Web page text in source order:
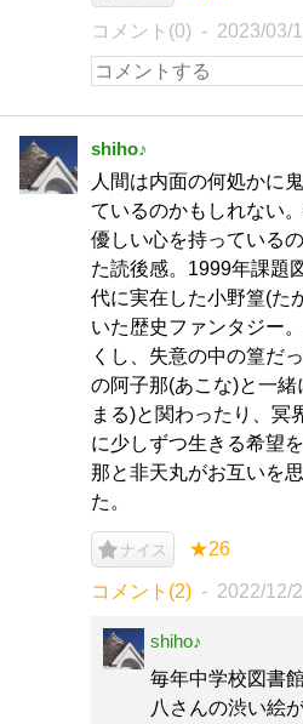
コメント(0) 2023/03/
shiho♪
人間は内面の何処かに
ているのかもしれない
優しい心を持っている
た読後感。1999年課題
代に実在した小野篁(た
いた歴史ファンタジー
くし、失意の中の篁だ
の阿子那(あこな)と一
まる)と関わったり、冥
に少しずつ生きる希望
那と非天丸がお互いを
た。
ナイス ★26
コメント(2) 2022/12/
shiho♪
毎年中学校図書
八さんの渋い絵